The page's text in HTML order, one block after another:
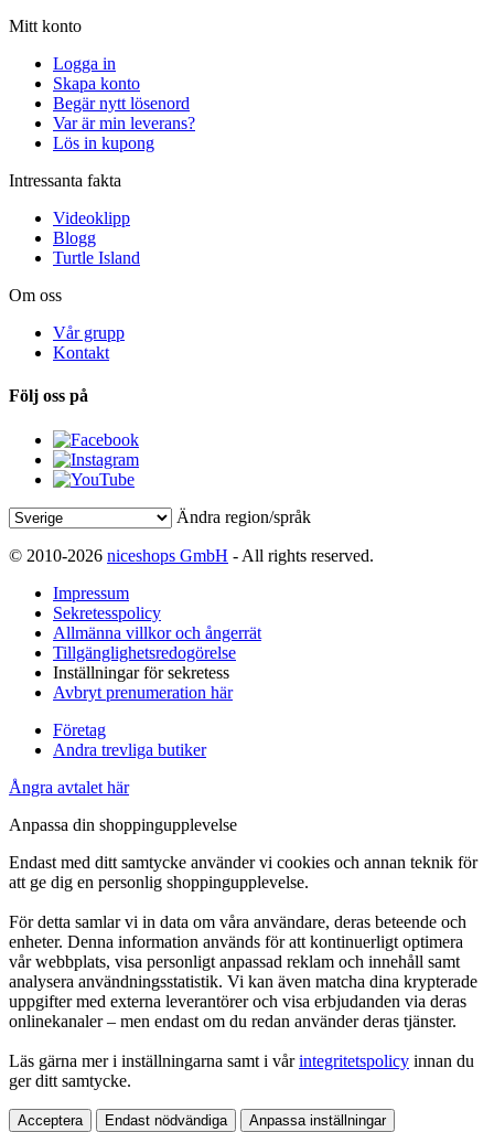
Mitt konto
Logga in
Skapa konto
Begär nytt lösenord
Var är min leverans?
Lös in kupong
Intressanta fakta
Videoklipp
Blogg
Turtle Island
Om oss
Vår grupp
Kontakt
Följ oss på
Ändra region/språk
© 2010-2026 niceshops GmbH - All rights reserved.
Impressum
Sekretesspolicy
Allmänna villkor och ångerrät
Tillgänglighetsredogörelse
Inställningar för sekretess
Avbryt prenumeration här
Företag
Andra trevliga butiker
Ångra avtalet här
Anpassa din shoppingupplevelse
Endast med ditt samtycke använder vi cookies och annan teknik för
att ge dig en personlig shoppingupplevelse.
För detta samlar vi in data om våra användare, deras beteende och
enheter. Denna information används för att kontinuerligt optimera
vår webbplats, visa personligt anpassad reklam och innehåll samt
analysera användningsstatistik. Vi kan även matcha dina krypterade
uppgifter med externa leverantörer och visa erbjudanden via deras
onlinekanaler – men endast om du redan använder deras tjänster.
Läs gärna mer i inställningarna samt i vårintegritetspolicy innan du
ger ditt samtycke.
Acceptera Endast nödvändiga Anpassa inställningar